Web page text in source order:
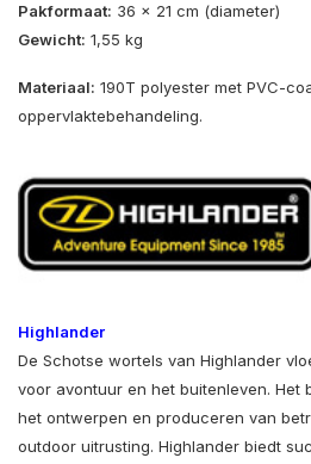
Pakformaat: 36 x 21 cm (diameter)
Gewicht: 1,55 kg
Materiaal: 190T polyester met PVC-
oppervlaktebehandeling.
Highlander
De Schotse wortels van Highlander
voor avontuur en het buitenleven. Het
het ontwerpen en produceren van
outdoor uitrusting. Highlander biedt